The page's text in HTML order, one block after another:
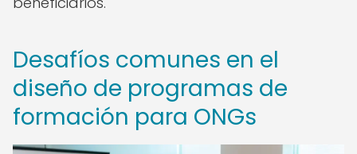
Desafíos comunes en el
diseño de programas de
formación para ONGs